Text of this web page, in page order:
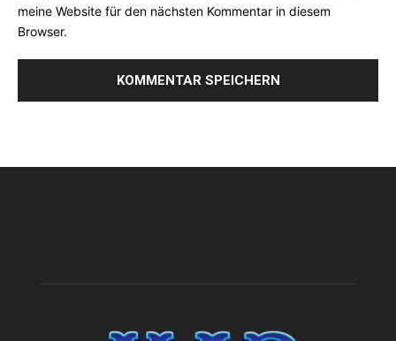
meine Website für den nächsten Kommentar in diesem
Browser.